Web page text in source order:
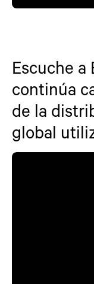
Escuche a
continúa
de la
global